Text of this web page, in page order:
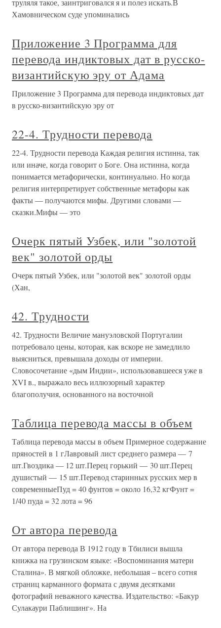
труляля такое, заинтриговался я и полез искать.В
Хамовническом суде упоминались
Приложение 3 Программа для
перевода индиктовых дат в русско-
византийскую эру от Адама
Приложение 3 Программа для перевода индиктовых дат
в русско-византийскую эру от
22-4. Трудности перевода
22-4. Трудности перевода Каждая религия истинна, так
или иначе, когда говорит о Боге. Она истинна, когда
понимается метафорически, континуально. Но когда
религия интерпретирует собственные метафоры как
факты — получаются мифы. Другими словами —
сказки.Мифы — это
Очерк пятый Узбек, или "золотой
век" золотой орды
Очерк пятый Узбек, или "золотой век" золотой орды
(Хан,
42. Трудности
42. Трудности Величие мануэловской Португалии
потребовало цены, которая, как вскоре не замедлило
выясниться, превышала доходы от империи.
Словосочетание «дым Индии», использовавшееся уже в
XVI в., выражало весь иллюзорный характер
благополучия, основанного на восточной
Таблица перевода массы в объем
Таблица перевода массы в объем Примерное содержание
пряностей в 1 гЛавровый лист среднего размера — 7
шт.Гвоздика — 12 шт.Перец горький — 30 шт.Перец
душистый — 15 шт.Перевод старинных русских мер в
современныеПуд = 40 фунтов = около 16,32 кгФунт =
1/40 пуда = 32 лота = 96
От автора перевода
От автора перевода В 1912 году в Тбилиси вышла
книжка на грузинском языке: «Воспоминания матери
Сталина». В мягкой обложке, небольшая – всего сотня
страниц карманного формата с двумя десятками
фотографий неважного качества. Издательство: «Бакур
Сулакаури Паблишинг». На